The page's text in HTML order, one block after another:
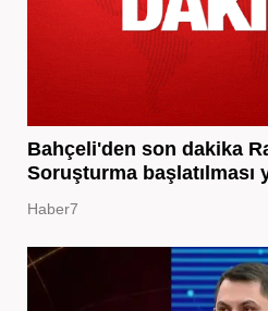
Bahçeli'den son dakika
Soruşturma başlatılması
Haber7